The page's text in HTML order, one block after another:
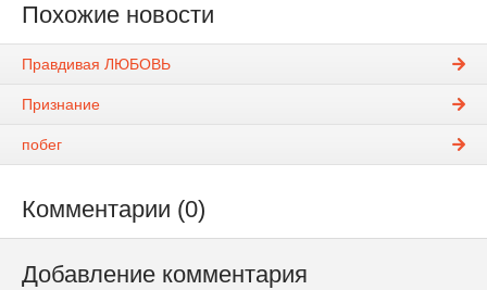
Похожие новости
Правдивая ЛЮБОВЬ
Признание
побег
Комментарии (0)
Добавление комментария